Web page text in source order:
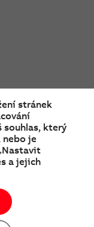
youtube
používání
stránek
souhlas, který
nebo je
a jejich